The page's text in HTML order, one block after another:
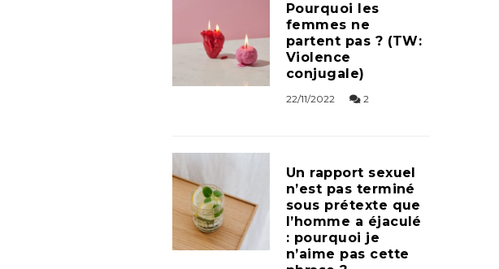
Pourquoi les
femmes ne
partent pas ? (TW:
Violence
conjugale)
22/11/2022 2
Un rapport sexuel
n’est pas terminé
sous prétexte que
l’homme a éjaculé
: pourquoi je
n’aime pas cette